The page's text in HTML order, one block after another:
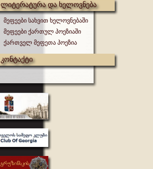
ლიტერატურა და ხელოვნება
მეფეები სახვით ხელოვნებაში
მეფეები ქართულ პოეზიაში
ქართველ მეფეთა პოეზია
კონტაქტი